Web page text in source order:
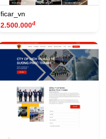
ficar_vn
2.500.000đ